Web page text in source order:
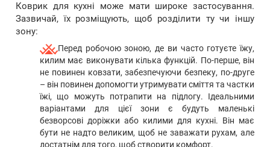
Коврик для кухні може мати широке застосування.
Зазвичай, їх розміщують, щоб розділити ту чи іншу
зону:
Перед робочою зоною, де ви часто готуєте їжу,
килим має виконувати кілька функцій. По-перше, він
не повинен ковзати, забезпечуючи безпеку, по-друге
– він повинен допомогти утримувати сміття та частки
їжі, що можуть потрапити на підлогу. Ідеальними
варіантами для цієї зони є будуть маленькі
безворсові доріжки або килими для кухні. Він має
бути не надто великим, щоб не заважати рухам, але
достатнім для того, щоб створити комфорт.